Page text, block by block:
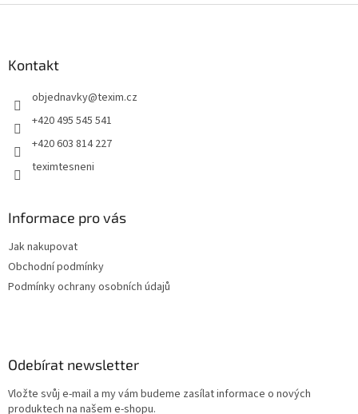
Kontakt
objednavky@texim.cz
+420 495 545 541
+420 603 814 227
teximtesneni
Informace pro vás
Jak nakupovat
Obchodní podmínky
Podmínky ochrany osobních údajů
Odebírat newsletter
Vložte svůj e-mail a my vám budeme zasílat informace o nových
produktech na našem e-shopu.